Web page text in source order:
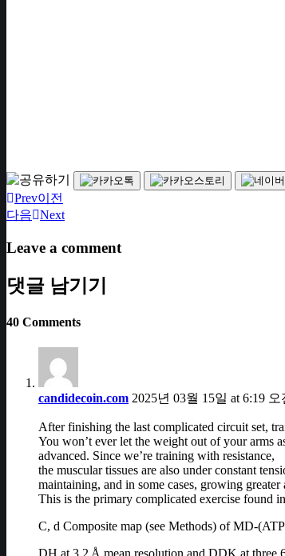
Prev이전
다음
Next
Leave a comment
댓글 남기기
40 Comments
candidecoin.com 2025년 03월 15일 at 6:19 오
After finishing the last complicated circuit set,
You won’t ever let the weight out of your arms
advanced. Since we’re training with resistance,
the muscular tissues are also under constant
maintaining, and in some cases, growing greater
This is the primary complicated exercise found
C, d Composite map (see Methods) of MD-
DH at 3.2 Å mean resolution and DDK at